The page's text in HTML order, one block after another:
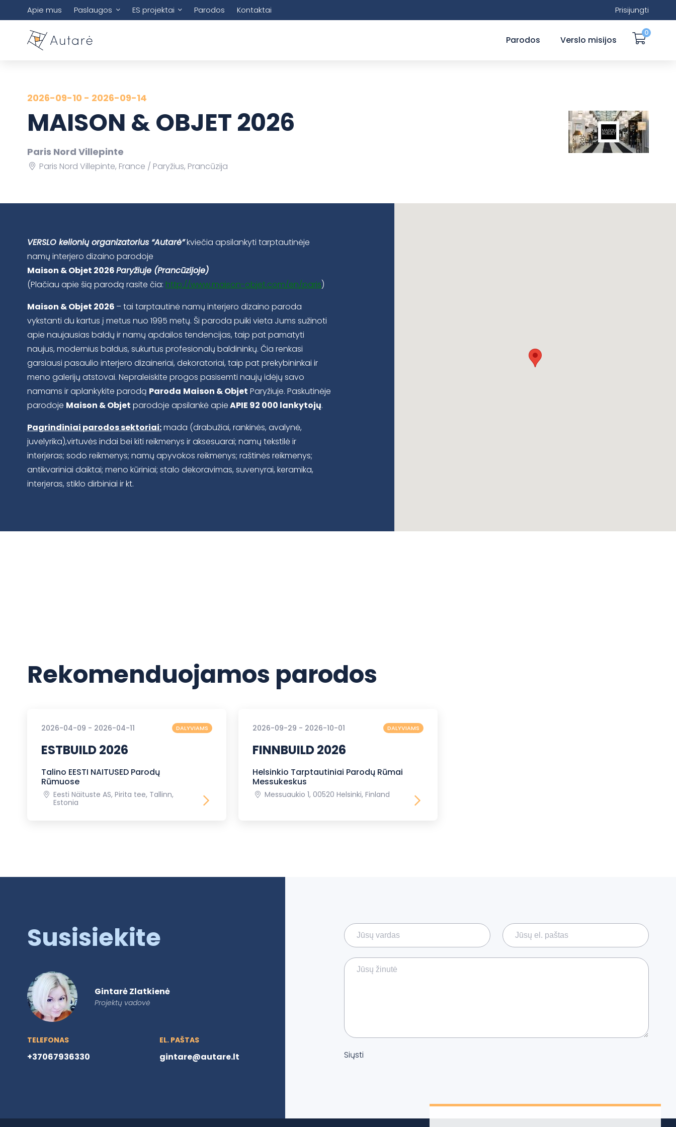
Apie mus Paslaugos ES projektai Parodos Kontaktai Prisijungti
Parodos Verslo misijos
0
2026-09-10 - 2026-09-14
MAISON & OBJET 2026
Paris Nord Villepinte
Paris Nord Villepinte, France Paryžius, Prancūzija
VERSLO kelionių organizatorius “Autarė”kviečia apsilankyti tarptautinėje
namų interjero dizaino parodoje
Maison & Objet 2026Paryžiuje (Prancūzijoje)
(Plačiau apie šią parodą rasite čia: http://www.maison-objet.com/en/paris)
Maison & Objet 2026 – tai tarptautinė namų interjero dizaino paroda
vykstanti du kartus į metus nuo 1995 metų. Ši paroda puiki vieta Jums sužinoti
apie naujausias baldų ir namų apdailos tendencijas, taip pat pamatyti
naujus, modernius baldus, sukurtus profesionalų baldininkų. Čia renkasi
garsiausi pasaulio interjero dizaineriai, dekoratoriai, taip pat prekybininkai ir
meno galerijų atstovai. Nepraleiskite progos pasisemti naujų idėjų savo
namams ir aplankykite parodą Paroda Maison & Objet Paryžiuje. Paskutinėje
parodoje Maison & Objet parodoje apsilankė apieAPIE 92 000 lankytojų.
Pagrindiniai parodos sektoriai:mada (drabužiai, rankinės, avalynė,
juvelyrika),virtuvės indai bei kiti reikmenys ir aksesuarai; namų tekstilė ir
interjeras; sodo reikmenys; namų apyvokos reikmenys; raštinės reikmenys;
antikvariniai daiktai; meno kūriniai; stalo dekoravimas, suvenyrai, keramika,
interjeras, stiklo dirbiniai ir kt.
Rekomenduojamos parodos
2026-04-09 - 2026-04-11 DALYVIAMS
ESTBUILD 2026
Talino EESTI NAITUSED Parodų
Rūmuose
Eesti Näituste AS, Pirita tee, Tallinn,
Estonia
2026-09-29 - 2026-10-01 DALYVIAMS
FINNBUILD 2026
Helsinkio Tarptautiniai Parodų Rūmai
Messukeskus
Messuaukio 1, 00520 Helsinki, Finland
Susisiekite
Gintarė Zlatkienė
Projektų vadovė
TELEFONAS
+37067936330
EL. PAŠTAS
gintare@autare.lt Siųsti